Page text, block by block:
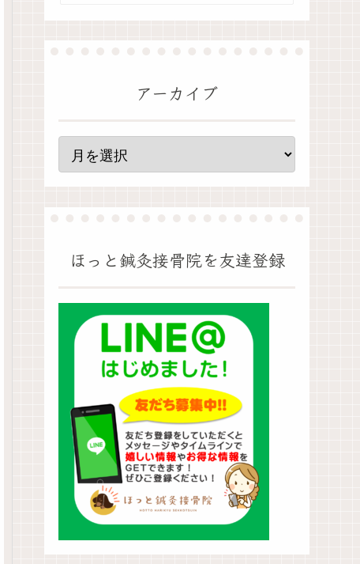
アーカイブ
ほっと鍼灸接骨院を友達登録